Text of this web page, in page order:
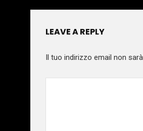
LEAVE A REPLY
Il tuo indirizzo email non